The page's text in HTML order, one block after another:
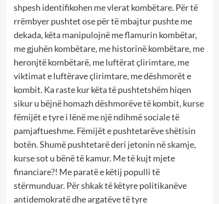
shpesh identifikohen me vlerat kombëtare. Për të
rrëmbyer pushtet ose për të mbajtur pushte me
dekada, këta manipulojnë me flamurin kombëtar,
me gjuhën kombëtare, me historinë kombëtare, me
heronjtë kombëtarë, me luftërat çlirimtare, me
viktimat e luftërave çlirimtare, me dëshmorët e
kombit. Ka raste kur këta të pushtetshëm hiqen
sikur u bëjnë homazh dëshmorëve të kombit, kurse
fëmijët e tyre i lënë me një ndihmë sociale të
pamjaftueshme. Fëmijët e pushtetarëve shëtisin
botën. Shumë pushtetarë deri jetonin në skamje,
kurse sot u bënë të kamur. Me të kujt mjete
financiare?! Me paratë e këtij populli të
stërmunduar. Për shkak të këtyre politikanëve
antidemokratë dhe argatëve të tyre